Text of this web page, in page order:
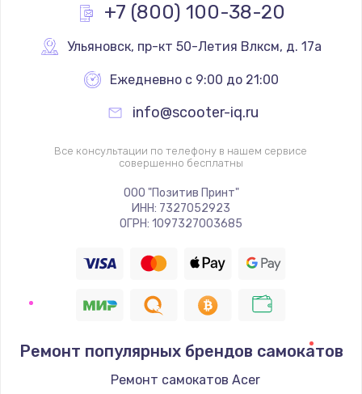
+7 (800) 100-38-20
Ульяновск, пр-кт 50-Летия Влксм, д. 17а
Ежедневно с 9:00 до 21:00
info@scooter-iq.ru
Все консультации по телефону в нашем сервисе
совершенно бесплатны
ООО "Позитив Принт"
ИНН: 7327052923
ОГРН: 1097327003685
Ремонт популярных брендов самокатов
Ремонт самокатов Acer